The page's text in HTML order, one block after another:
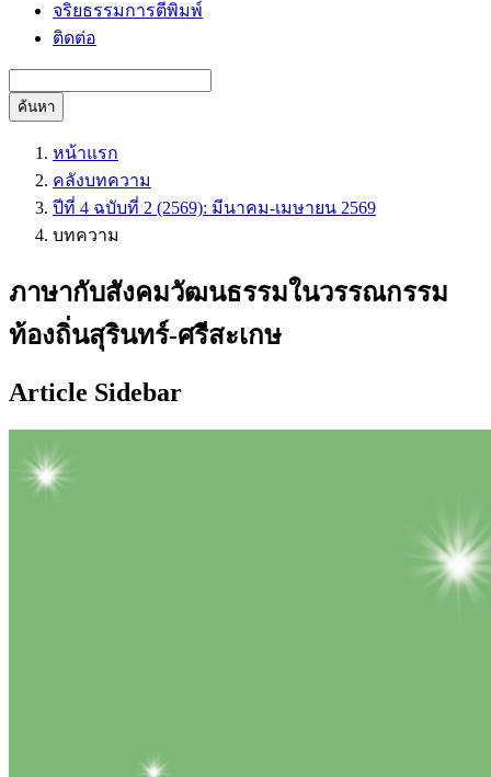
จริยธรรมการตีพิมพ์
ติดต่อ
ค้นหา
หน้าแรก
คลังบทความ
ปีที่ 4 ฉบับที่ 2 (2569): มีนาคม-เมษายน 2569
บทความ
ภาษากับสังคมวัฒนธรรมในวรรณกรรม
ท้องถิ่นสุรินทร์-ศรีสะเกษ
Article Sidebar